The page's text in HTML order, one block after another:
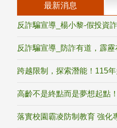
最新消息
反詐騙宣導_楊小黎-假投資
反詐騙宣導_防詐有道，霹
跨越限制，探索潛能！115
高齡不是終點而是夢想起點
落實校園霸凌防制教育 強化